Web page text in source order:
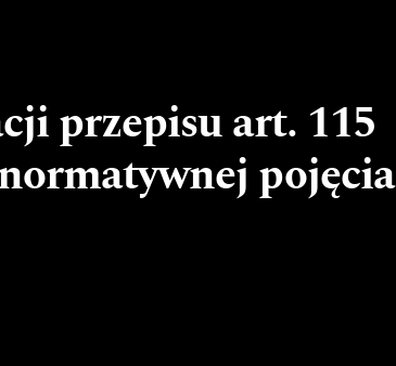
przepisu art. 115
pojęcia